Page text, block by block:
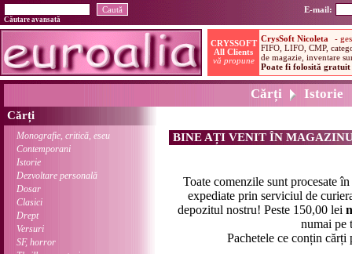
E-mail:
Căutare avansată
Cărți Istorie
Cărți
Monografie, critică, eseu
Contemporani
Istorie
Dezvoltare personală
Dosar
Clasici
Drept
Versuri
SF, horror
BINE AȚI VENIT ÎN
Toate comenzile sunt procesate în
expediate prin serviciul de
depozitul nostru! Peste 150,00 lei
numai pe
Pachetele ce conțin cărți